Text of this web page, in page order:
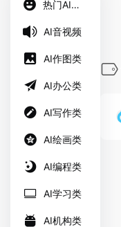
热门AI工具
AI音视频
AI作图类
AI办公类
AI写作类
AI绘画类
AI编程类
AI学习类
AI机构类